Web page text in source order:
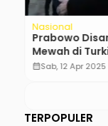
Nasional
Prabowo
Mewah di
Nyata Masih
calendar_monthSab, 12 Apr 2025
TERPOPULER